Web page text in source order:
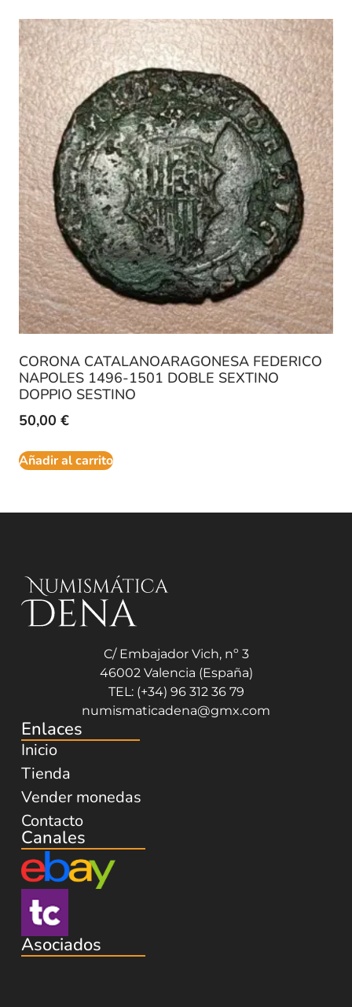
CORONA CATALANOARAGONESA FEDERICO
NAPOLES 1496-1501 DOBLE SEXTINO
DOPPIO SESTINO
50,00 €
Añadir al carrito
C/ Embajador Vich, nº 3
46002 Valencia (España)
TEL: (+34) 96 312 36 79
numismaticadena@gmx.com
Enlaces
Inicio
Tienda
Vender monedas
Contacto
Canales
Asociados